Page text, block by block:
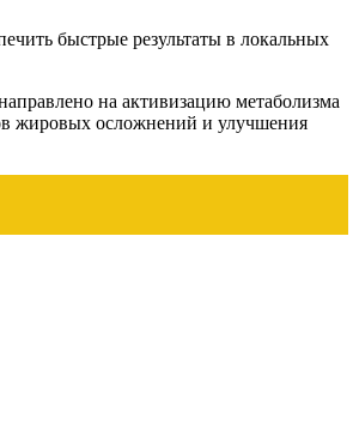
быстрые результаты в локальных
на активизацию метаболизма
жировых осложнений и улучшения